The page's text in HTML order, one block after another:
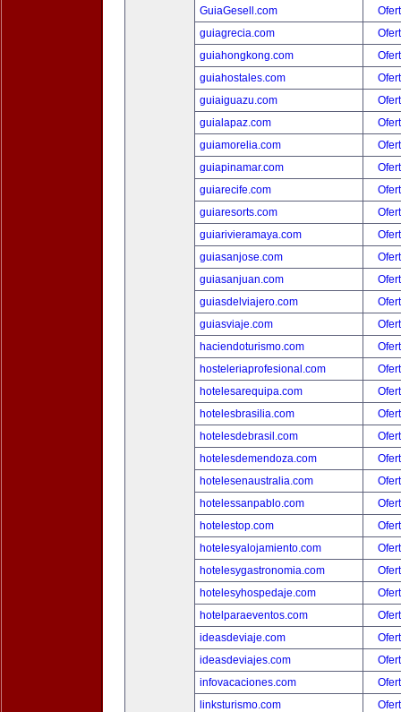
GuiaGesell.com
guiagrecia.com
guiahongkong.com
guiahostales.com
guiaiguazu.com
guialapaz.com
guiamorelia.com
guiapinamar.com
guiarecife.com
guiaresorts.com
guiarivieramaya.com
guiasanjose.com
guiasanjuan.com
guiasdelviajero.com
guiasviaje.com
haciendoturismo.com
hosteleriaprofesional.com
hotelesarequipa.com
hotelesbrasilia.com
hotelesdebrasil.com
hotelesdemendoza.com
hotelesenaustralia.com
hotelessanpablo.com
hotelestop.com
hotelesyalojamiento.com
hotelesygastronomia.com
hotelesyhospedaje.com
hotelparaeventos.com
ideasdeviaje.com
ideasdeviajes.com
infovacaciones.com
linksturismo.com